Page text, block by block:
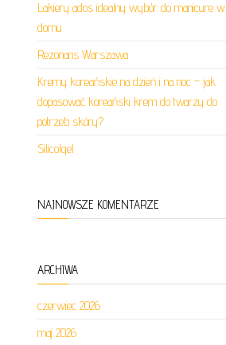
Lakiery ados idealny wybór do manicure w
domu
Rezonans Warszawa
Kremy koreańskie na dzień i na noc – jak
dopasować koreański krem do twarzy do
potrzeb skóry?
Silicolgel
NAJNOWSZE KOMENTARZE
ARCHIWA
czerwiec 2026
maj 2026